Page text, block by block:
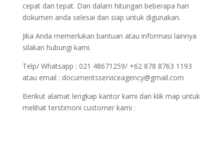
cepat dan tepat. Dan dalam hitungan beberapa hari
dokumen anda selesai dan siap untuk digunakan.
Jika Anda memerlukan bantuan atau informasi lainnya
silakan hubungi kami.
Telp/ Whatsapp : 021 48671259/ +62 878 8763 1193
atau email : documentsserviceagency@gmail.com
Berikut alamat lengkap kantor kami dan klik map untuk
melihat terstimoni customer kami :